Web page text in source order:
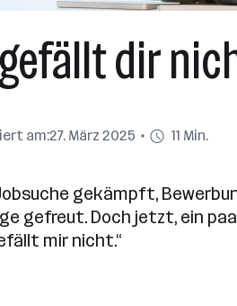
dir
am:27. März 2025 11 Min.
gekämpft,
gefreut. Doch jetzt, ein
mir nicht.“